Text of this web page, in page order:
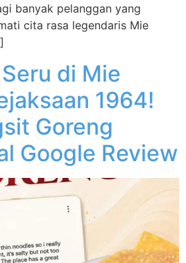
banyak pelanggan yang
cita rasa legendaris Mie
di Mie
1964!
Goreng
Google Review